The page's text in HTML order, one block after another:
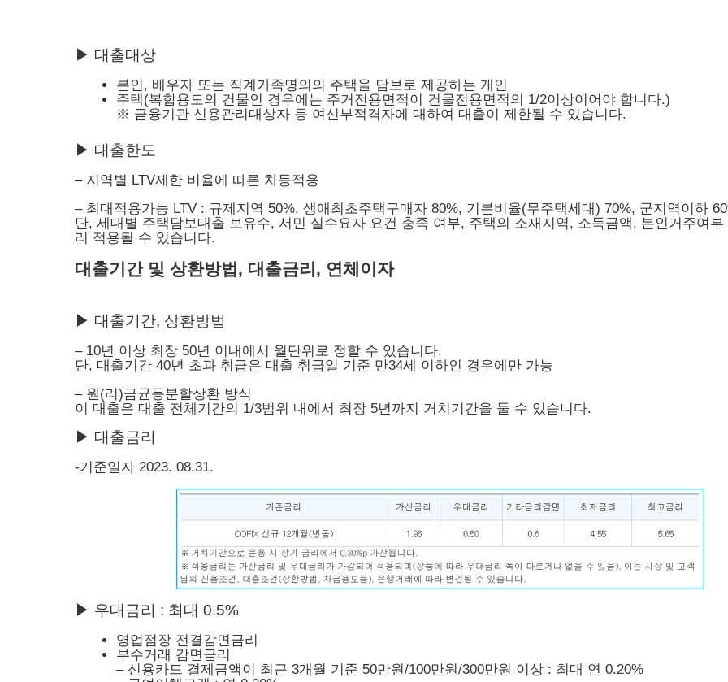
▶ 대출대상
본인, 배우자 또는 직계가족명의의 주택을 담보로 제공하는 개인
주택(복합용도의 건물인 경우에는 주거전용면적이 건물전용면적의 1/2이상이어야 합니다.)
※ 금융기관 신용관리대상자 등 여신부적격자에 대하여 대출이 제한될 수 있습니다.
▶ 대출한도
– 지역별 LTV제한 비율에 따른 차등적용
– 최대적용가능 LTV : 규제지역 50%, 생애최초주택구매자 80%, 기본비율(무주택세대) 70%, 군지역이하
단, 세대별 주택담보대출 보유수, 서민 실수요자 요건 충족 여부, 주택의 소재지역, 소득금액, 본인거주여
리 적용될 수 있습니다.
대출기간 및 상환방법, 대출금리, 연체이자
▶ 대출기간, 상환방법
– 10년 이상 최장 50년 이내에서 월단위로 정할 수 있습니다.
단, 대출기간 40년 초과 취급은 대출 취급일 기준 만34세 이하인 경우에만 가능
– 원(리)금균등분할상환 방식
이 대출은 대출 전체기간의 1/3범위 내에서 최장 5년까지 거치기간을 둘 수 있습니다.
▶ 대출금리
-기준일자 2023. 08.31.
▶ 우대금리 : 최대 0.5%
영업점장 전결감면금리
부수거래 감면금리
– 신용카드 결제금액이 최근 3개월 기준 50만원/100만원/300만원 이상 : 최대 연 0.20%